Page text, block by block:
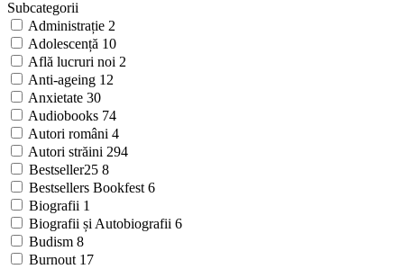
Subcategorii
Administrație 2
Adolescență 10
Află lucruri noi 2
Anti-ageing 12
Anxietate 30
Audiobooks 74
Autori români 4
Autori străini 294
Bestseller25 8
Bestsellers Bookfest 6
Biografii 1
Biografii și Autobiografii 6
Budism 8
Burnout 17